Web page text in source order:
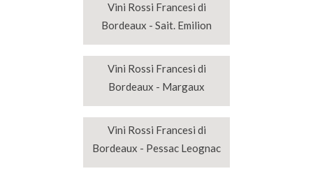
Vini Rossi Francesi di
Bordeaux - Sait. Emilion
Vini Rossi Francesi di
Bordeaux - Margaux
Vini Rossi Francesi di
Bordeaux - Pessac Leognac